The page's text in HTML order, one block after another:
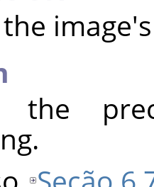
the